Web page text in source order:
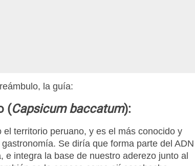
la guía:
(Capsicum baccatum):
el territorio peruano, y es el más conocido y
Se diría que forma parte del ADN
e integra la base de nuestro aderezo junto al